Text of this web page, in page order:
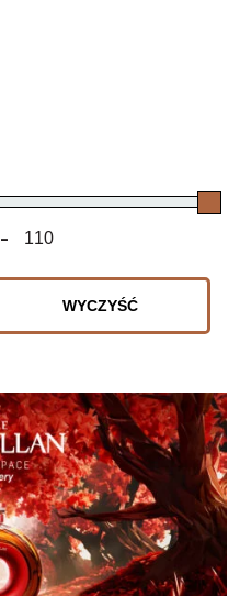
Minimum Price
-
Maximum Price
WYCZYŚĆ